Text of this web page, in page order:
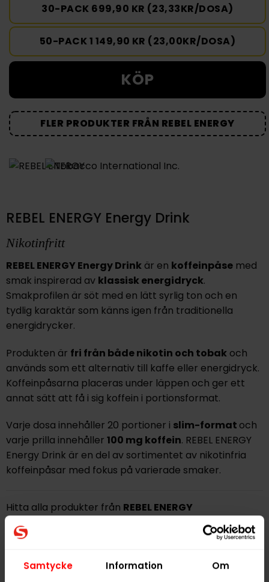
Samtycke Information Om
30-PACK 699,90 KR (23,33KR/DOSA)
50-PACK 1 149,90 KR (23,00KR/DOSA)
KÖP
FLER PRODUKTER FRÅN REBEL ENERGY
REBEL ENERGY Energy Drink
Nikotinfritt
REBEL ENERGY Energy Drinkär en koffeinpåsemed
smak inspirerad av klassisk energidryck.
Smakprofilen är söt med en lätt syrlig ton och en
tydlig karaktär som känns igen från traditionella
energidrycker.
Produkten är fri från både nikotin och tobakoch
används som ett alternativ till kaffe eller energidryck.
Koffeinpåsarna placeras under läppen och ger ett
annat sätt att få i sig koffein i portionsformat.
Varje dosa innehåller 20 portioner i slim-format och
varje prilla innehåller 100 mg koffein. REBEL ENERGY
Energy Drink är en del av sortimentet av nikotinfria
koffeinpåsar med fokus på varierade smaker.
Hitta alla produkter från REBEL ENERGY
Alla produkter med smaken
PRODUKTINFORMATION